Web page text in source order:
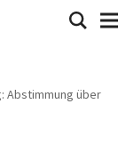
Abstimmung über